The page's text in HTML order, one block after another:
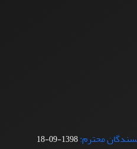
محترم:1398-09-18